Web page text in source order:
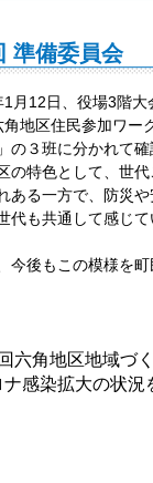
準備委員会
月12日、役場3階大
地区住民参加ワー
の３班に分かれて確
の特色として、世代
ある一方で、防災
代も共通して感じて
今後もこの模様を町
角地区地域づく
染拡大の状況